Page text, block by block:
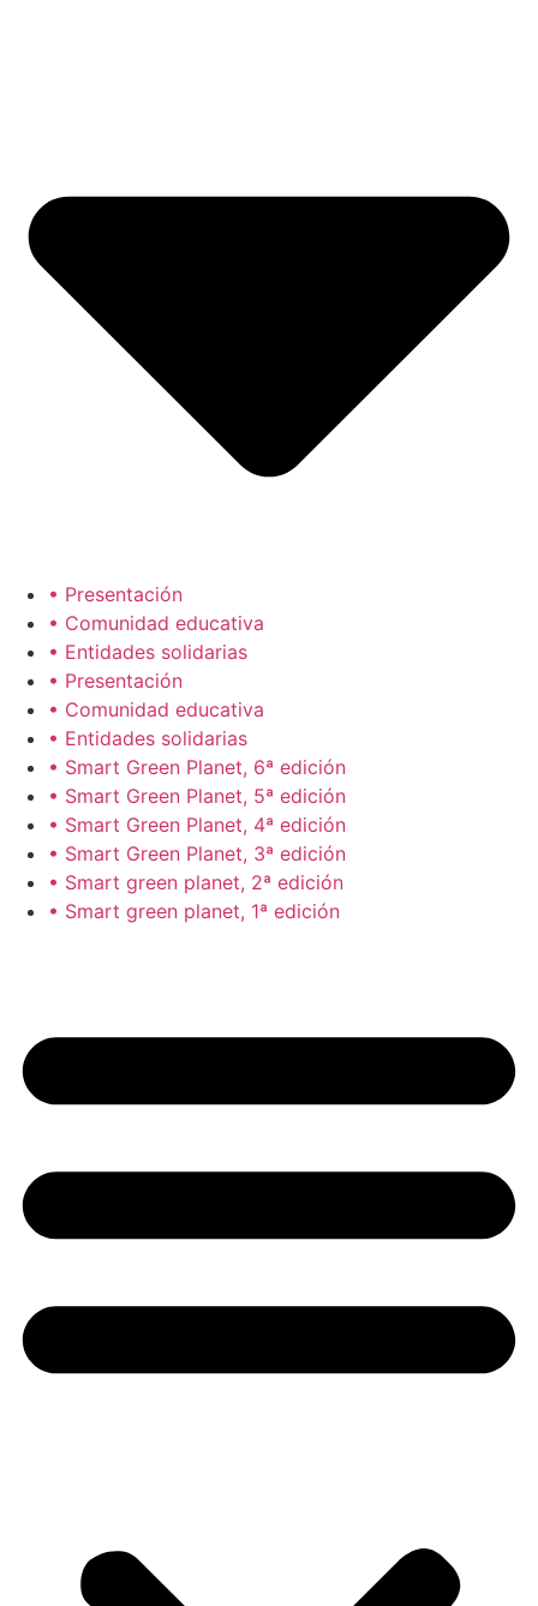
• Presentación
• Comunidad educativa
• Entidades solidarias
• Presentación
• Comunidad educativa
• Entidades solidarias
• Smart Green Planet, 6ª edición
• Smart Green Planet, 5ª edición
• Smart Green Planet, 4ª edición
• Smart Green Planet, 3ª edición
• Smart green planet, 2ª edición
• Smart green planet, 1ª edición